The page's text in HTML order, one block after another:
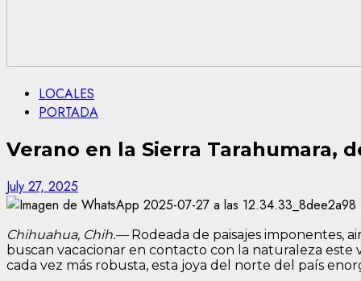
LOCALES
PORTADA
Verano en la Sierra Tarahumara,
July 27, 2025
Chihuahua, Chih.—Rodeada de paisajes imponentes,
buscan vacacionar en contacto con la naturaleza
cada vez más robusta, esta joya del norte del país